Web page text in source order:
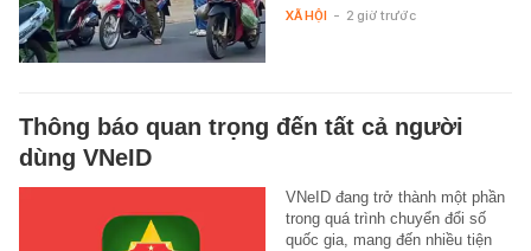
XÃ HỘI - 2 giờ trước
Thông báo quan trọng đến tất cả người
dùng VNeID
VNeID đang trở thành một phần
trong quá trình chuyển đổi số
quốc gia, mang đến nhiều tiện